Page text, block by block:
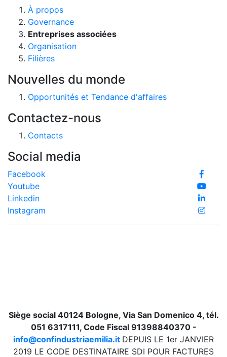
À propos
Governance
Entreprises associées
Organisation
Filières
Nouvelles du monde
Opportunités et Tendance d'affaires
Contactez-nous
Contacts
Social media
Facebook
Youtube
Linkedin
Instagram
Siège social 40124 Bologne, Via San Domenico 4, tél.
051 6317111, Code Fiscal 91398840370 -
info@confindustriaemilia.it DEPUIS LE 1er JANVIER
2019 LE CODE DESTINATAIRE SDI POUR FACTURES